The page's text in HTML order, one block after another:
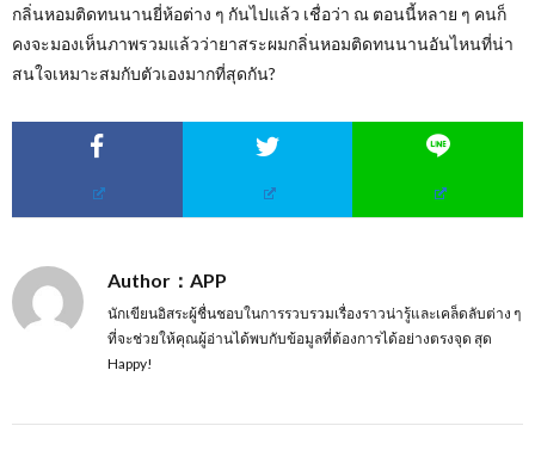
กลิ่นหอมติดทนนานยี่ห้อต่าง ๆ กันไปแล้ว เชื่อว่า ณ ตอนนี้หลาย ๆ คนก็
คงจะมองเห็นภาพรวมแล้วว่ายาสระผมกลิ่นหอมติดทนนานอันไหนที่น่า
สนใจเหมาะสมกับตัวเองมากที่สุดกัน?
Author：APP
นักเขียนอิสระผู้ชื่นชอบในการรวบรวมเรื่องราวน่ารู้และเคล็ดลับต่าง ๆ
ที่จะช่วยให้คุณผู้อ่านได้พบกับข้อมูลที่ต้องการได้อย่างตรงจุด สุด
Happy!